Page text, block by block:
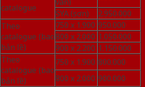
catalogue
SYA (sơn)
2.950.000
Theo
catalogue (bao
bản lề)
750 x 1.900 950.000
800 x 2.000 1.050.000
900 x 2.200 1.150.000
Theo
catalogue (bao
bản lề)
750 x 1.900 800.000
800 x 2.000 900.000